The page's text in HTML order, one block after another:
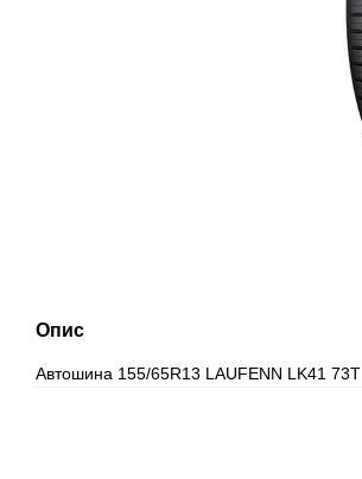
Опис
Автошина 155/65R13 LAUFENN LK41 73T